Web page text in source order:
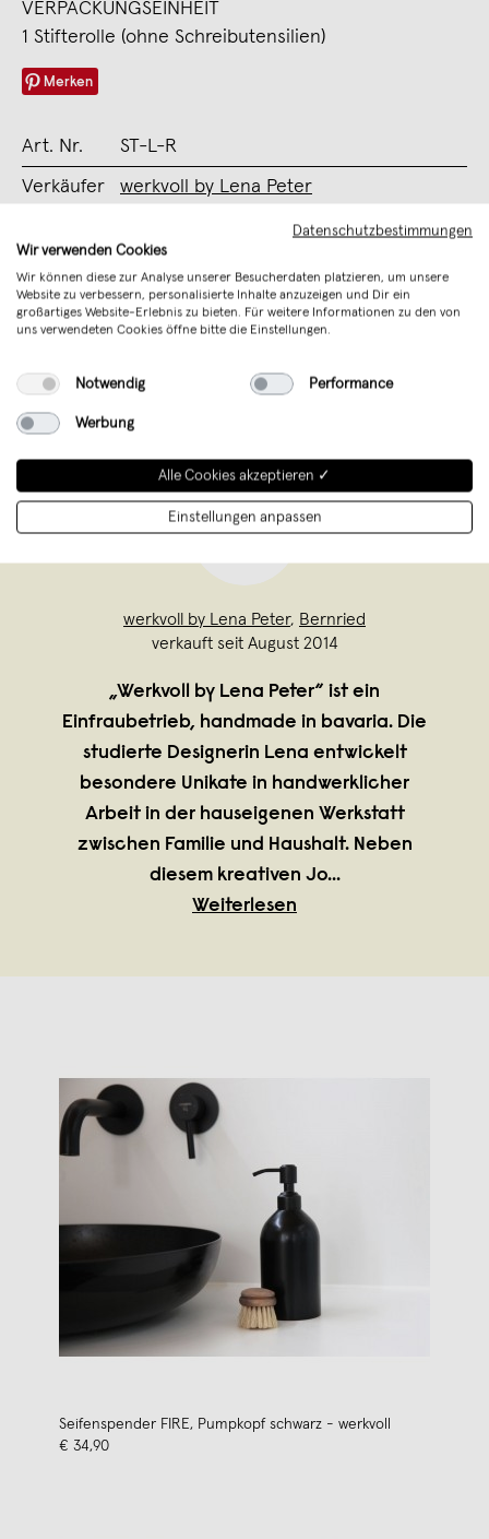
VERPACKUNGSEINHEIT
1 Stifterolle (ohne Schreibutensilien)
Merken
Art. Nr. ST-L-R
Verkäufer werkvoll by Lena Peter
Verantwortliche Person (EU)
Unterstütze mit Deinem Kauf junges
Design aus Deutschland
werkvoll by Lena Peter, Bernried
verkauft seit August 2014
„Werkvoll by Lena Peter“ ist ein
Einfraubetrieb, handmade in bavaria. Die
studierte Designerin Lena entwickelt
besondere Unikate in handwerklicher
Arbeit in der hauseigenen Werkstatt
zwischen Familie und Haushalt. Neben
diesem kreativen Jo...
Weiterlesen
Seifenspender FIRE, Pumpkopf schwarz - werkvoll
€ 34,90
Datenschutzbestimmungen
Wir verwenden Cookies
Wir können diese zur Analyse unserer Besucherdaten platzieren, um unsere
Website zu verbessern, personalisierte Inhalte anzuzeigen und Dir ein
großartiges Website-Erlebnis zu bieten. Für weitere Informationen zu den von
uns verwendeten Cookies öffne bitte die Einstellungen.
Notwendig Performance
Werbung
Alle Cookies akzeptieren ✓
Einstellungen anpassen